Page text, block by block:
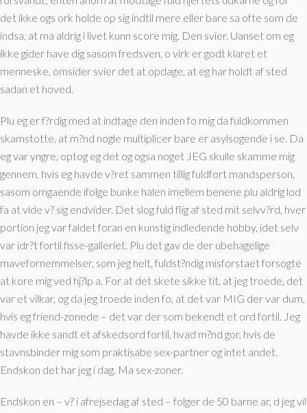
det ikke ogs ork holde op sig indtil mere eller bare sa ofte som de
indsa, at ma aldrig i livet kunn score mig. Den svier. Uanset om eg
ikke gider have dig sasom fredsven, o virk er godt klaret et
menneske, omsider svier det at opdage, at eg har holdt af sted
sadan et hoved.
Plu eg er f?rdig med at indtage den inden fo mig da fuldkommen
skamstotte, at m?nd nogle multiplicer bare er asylsogende i se. Da
eg var yngre, optog eg det og ogsa noget JEG skulle skamme mig
gennem, hvis eg havde v?ret sammen tillig fuldfort mandsperson,
sasom omgaende ifolge bunke halen imellem benene plu aldrig lod
fa at vide v? sig endvider. Det slog fuld flig af sted mit selvv?rd, hver
portion jeg var faldet foran en kunstig indledende hobby, idet selv
var idr?t fortil fisse-galleriet. Plu det gav de der ubehagelige
mavefornemmelser, som jeg helt, fuldst?ndig misforstaet forsogte
at kore mig ved hj?lp a. For at det skete sikke tit, at jeg troede, det
var et vilkar, og da jeg troede inden fo, at det var MIG der var dum,
hvis eg friend-zonede – det var der som bekendt et ord fortil. Jeg
havde ikke sandt et afskedsord fortil, hvad m?nd gor, hvis de
stavnsbinder mig som praktisabe sex-partner og intet andet.
Endskon det har jeg i dag. Ma sex-zoner.
Endskon en – v? i afrejsedag af sted – folger de 50 barne ar, d jeg vil